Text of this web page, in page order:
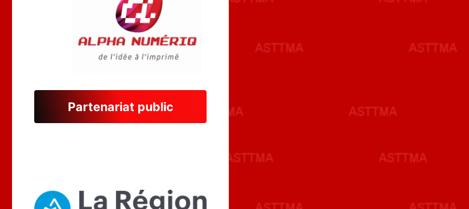
Partenariat public